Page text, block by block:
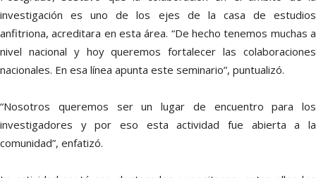
investigación es uno de los ejes de la casa de estudios
anfitriona, acreditara en esta área. “De hecho tenemos muchas a
nivel nacional y hoy queremos fortalecer las colaboraciones
nacionales. En esa línea apunta este seminario”, puntualizó.
“Nosotros queremos ser un lugar de encuentro para los
investigadores y por eso esta actividad fue abierta a la
comunidad”, enfatizó.